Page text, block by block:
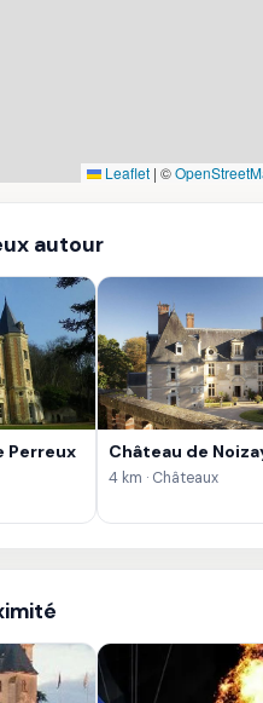
Leaflet | ©
autour
Perreux Château de
4 km · Châteaux